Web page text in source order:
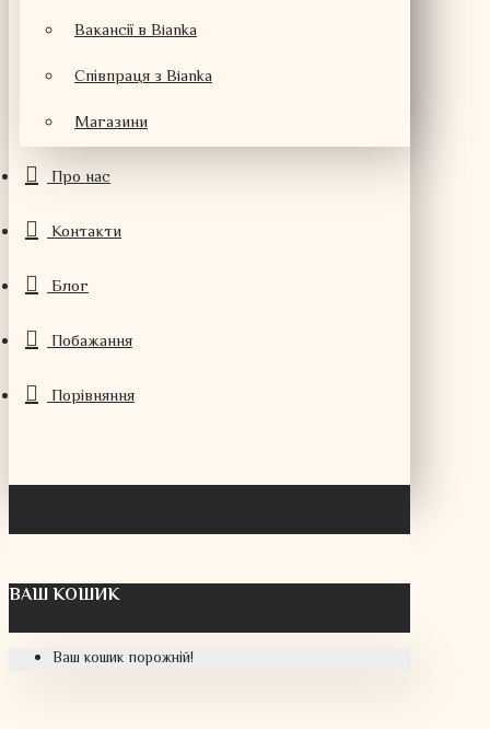
Вакансії в Bianka
Співпраця з Bianka
Магазини
Про нас
Контакти
Блог
Побажання
Порівняння
ВАШ КОШИК
Ваш кошик порожній!